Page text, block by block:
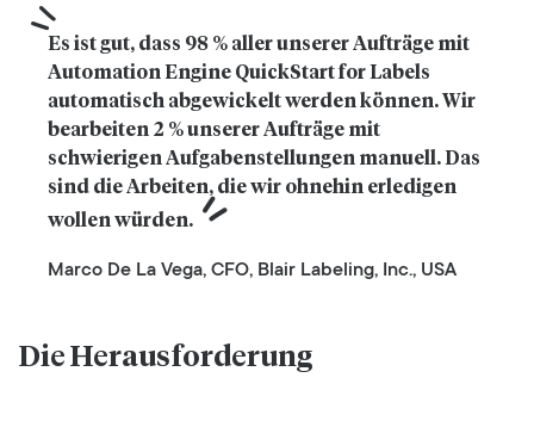
Es ist gut, dass 98 % aller unserer Aufträge mit
Automation Engine QuickStart for Labels
automatisch abgewickelt werden können. Wir
bearbeiten 2 % unserer Aufträge mit
schwierigen Aufgabenstellungen manuell. Das
sind die Arbeiten, die wir ohnehin erledigen
wollen würden.
Marco De La Vega, CFO, Blair Labeling, Inc., USA
Die Herausforderung